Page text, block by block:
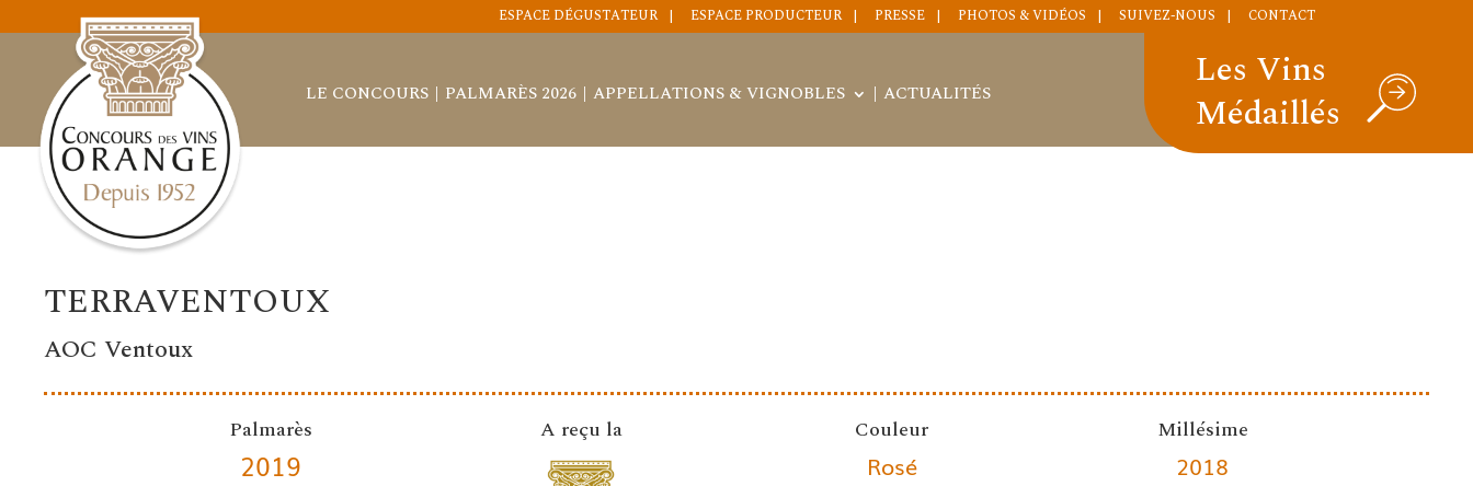
ESPACE DÉGUSTATEUR ESPACE PRODUCTEUR PRESSE PHOTOS & VIDÉOS SUIVEZ-NOUS CONTACT
LE CONCOURS PALMARÈS 2026 APPELLATIONS & VIGNOBLES ACTUALITÉS
Les Vins
Médaillés
TERRAVENTOUX
AOC Ventoux
Palmarès
2019
A reçu la Couleur
Rosé
Millésime
2018